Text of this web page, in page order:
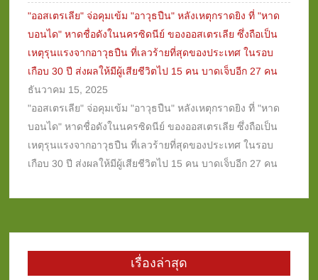
"ออสเตรเลีย" จ่อคุมเข้ม "อาวุธปืน" หลังเหตุกราดยิง ที่ "หาด
บอนได" หาดชื่อดังในนครซิดนีย์ ของออสเตรเลีย ซึ่งถือเป็น
เหตุรุนแรงจากอาวุธปืน ที่เลวร้ายที่สุดของประเทศ ในรอบ
เกือบ 30 ปี ส่งผลให้มีผู้เสียชีวิตไป 15 คน บาดเจ็บอีก 27 คน
ธันวาคม 15, 2025
"ออสเตรเลีย" จ่อคุมเข้ม "อาวุธปืน" หลังเหตุกราดยิง ที่ "หาด
บอนได" หาดชื่อดังในนครซิดนีย์ ของออสเตรเลีย ซึ่งถือเป็น
เหตุรุนแรงจากอาวุธปืน ที่เลวร้ายที่สุดของประเทศ ในรอบ
เกือบ 30 ปี ส่งผลให้มีผู้เสียชีวิตไป 15 คน บาดเจ็บอีก 27 คน
เรื่องล่าสุด